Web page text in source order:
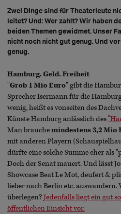
Zwei Dinge sind für Theaterleute
leitet? Und: Wer zahlt? Wir haben
beiden Themen gewidmet. Unser
nicht noch nicht gut genug. Und
genug.
Hamburg. Geld. Freiheit
"Grob 1 Mio Euro" gibt die
Sprecher Isermann für die
wenig, heißt es vonseiten des
Künste Hamburg anlässlich des
Man brauchemindestens 3,2 Mio
mit anderen Playern
dürfte eine solche Summe eher als
Doch der Senat mauert. Und lässt
Showcase Beat Le Mot, deufert &
lieber nach Berlin etc.
überlegen? Jedenfalls liegt ein gut
öffentlichen Einsicht vor.